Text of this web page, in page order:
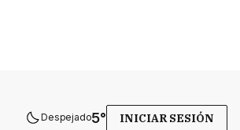
Despejado5° INICIAR SESIÓN